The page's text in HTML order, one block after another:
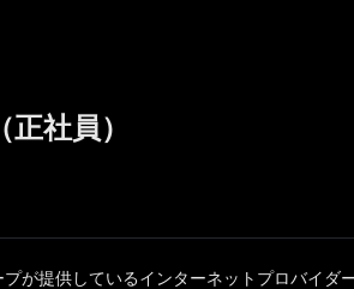
社員）
プが提供しているインターネットプロバイダ